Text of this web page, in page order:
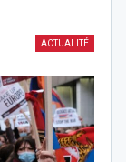
ACTUALITÉ